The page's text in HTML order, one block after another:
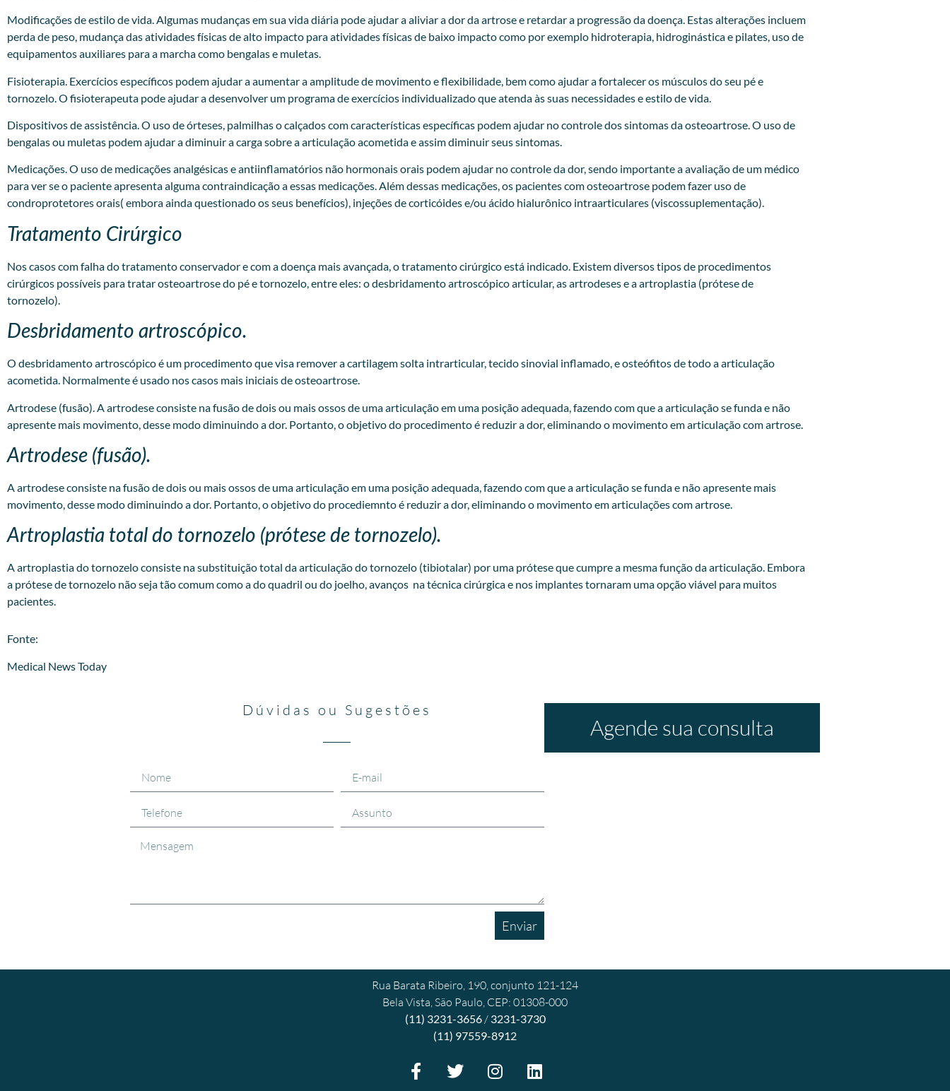
Modificações de estilo de vida. Algumas mudanças em sua vida diária pode ajudar a aliviar a dor da artrose e retardar a progressão da doença. Estas alterações incluem
perda de peso, mudança das atividades físicas de alto impacto para atividades físicas de baixo impacto como por exemplo hidroterapia, hidroginástica e pilates, uso de
equipamentos auxiliares para a marcha como bengalas e muletas.
Fisioterapia. Exercícios específicos podem ajudar a aumentar a amplitude de movimento e flexibilidade, bem como ajudar a fortalecer os músculos do seu pé e
tornozelo. O fisioterapeuta pode ajudar a desenvolver um programa de exercícios individualizado que atenda às suas necessidades e estilo de vida.
Dispositivos de assistência. O uso de órteses, palmilhas o calçados com características específicas podem ajudar no controle dos sintomas da osteoartrose. O uso de
bengalas ou muletas podem ajudar a diminuir a carga sobre a articulação acometida e assim diminuir seus sintomas.
Medicações. O uso de medicações analgésicas e antiinflamatórios não hormonais orais podem ajudar no controle da dor, sendo importante a avaliação de um médico
para ver se o paciente apresenta alguma contraindicação a essas medicações. Além dessas medicações, os pacientes com osteoartrose podem fazer uso de
condroprotetores orais( embora ainda questionado os seus benefícios), injeções de corticóides e/ou ácido hialurônico intraarticulares (viscossuplementação).
Tratamento Cirúrgico
Nos casos com falha do tratamento conservador e com a doença mais avançada, o tratamento cirúrgico está indicado. Existem diversos tipos de procedimentos
cirúrgicos possíveis para tratar osteoartrose do pé e tornozelo, entre eles: o desbridamento artroscópico articular, as artrodeses e a artroplastia (prótese de
tornozelo).
Desbridamento artroscópico.
O desbridamento artroscópico é um procedimento que visa remover a cartilagem solta intrarticular, tecido sinovial inflamado, e osteófitos de todo a articulação
acometida. Normalmente é usado nos casos mais iniciais de osteoartrose.
Artrodese (fusão). A artrodese consiste na fusão de dois ou mais ossos de uma articulação em uma posição adequada, fazendo com que a articulação se funda e não
apresente mais movimento, desse modo diminuindo a dor. Portanto, o objetivo do procedimento é reduzir a dor, eliminando o movimento em articulação com artrose.
Artrodese (fusão).
A artrodese consiste na fusão de dois ou mais ossos de uma articulação em uma posição adequada, fazendo com que a articulação se funda e não apresente mais
movimento, desse modo diminuindo a dor. Portanto, o objetivo do procediemnto é reduzir a dor, eliminando o movimento em articulações com artrose.
Artroplastia total do tornozelo (prótese de tornozelo).
A artroplastia do tornozelo consiste na substituição total da articulação do tornozelo (tibiotalar) por uma prótese que cumpre a mesma função da articulação. Embora
a prótese de tornozelo não seja tão comum como a do quadril ou do joelho, avanços na técnica cirúrgica e nos implantes tornaram uma opção viável para muitos
pacientes.
​Fonte:
Medical News Today
Dúvidas ou Sugestões
Enviar
Agende sua consulta
Rua Barata Ribeiro, 190, conjunto 121-124
Bela Vista, São Paulo, CEP: 01308-000
(11) 3231-3656/ 3231-3730
(11) 97559-8912